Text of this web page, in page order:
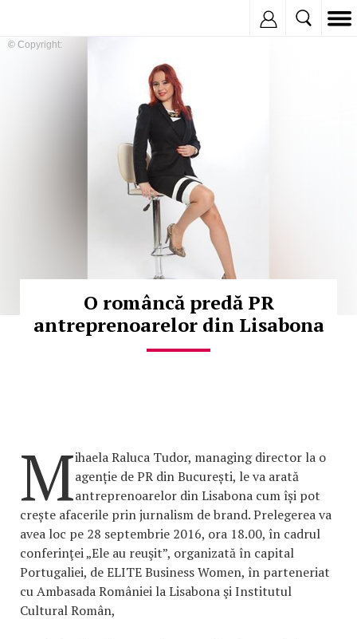
© Copyright:
O româncă predă PR
antreprenoarelor din Lisabona
Mihaela Raluca Tudor, managing director la o
agenție de PR din București, le va arată
antreprenoarelor din Lisabona cum își pot
crește afacerile prin jurnalism de brand. Prelegerea va
avea loc pe 28 septembrie 2016, ora 18.00, în cadrul
conferinţei „Ele au reuşit”, organizată în capital
Portugaliei, de ELITE Business Women, în parteneriat
cu Ambasada României la Lisabona şi Institutul
Cultural Român,